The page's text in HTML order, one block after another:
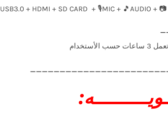
USB3.0 + HDMI + SD CARD + 🎙️MIC + 🎵AUDIO + 📷